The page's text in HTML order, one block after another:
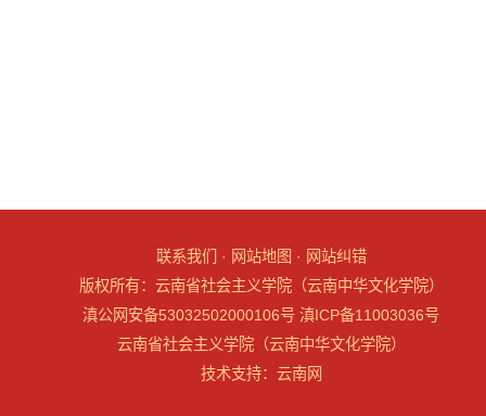
联系我们 · 网站地图 · 网站纠错
版权所有：云南省社会主义学院（云南中华文化学院）
滇公网安备53032502000106号 滇ICP备11003036号
云南省社会主义学院（云南中华文化学院）
技术支持： 云南网